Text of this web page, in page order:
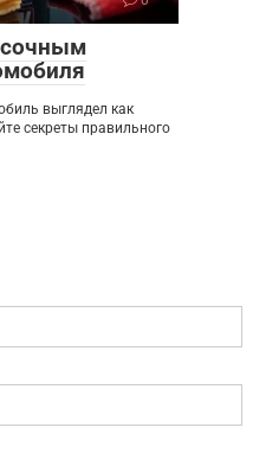
выглядел как
секреты правильного